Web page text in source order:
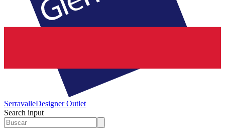
SerravalleDesigner Outlet
Search input